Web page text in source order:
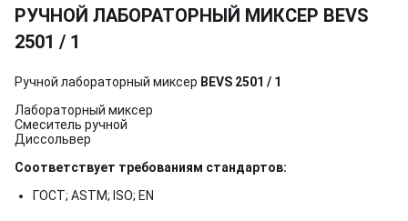
РУЧНОЙ ЛАБОРАТОРНЫЙ МИКСЕР BEVS
2501 / 1
Ручной лабораторный миксер BEVS 2501 / 1
Лабораторный миксер
Смеситель ручной
Диссольвер
Соответствует требованиям стандартов:
ГОСТ; ASTM; ISO; EN